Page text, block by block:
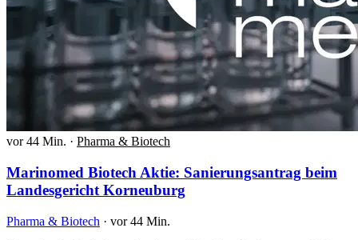
vor 44 Min. · Pharma & Biotech
Marinomed Biotech Aktie: Sanierungsantrag beim
Landesgericht Korneuburg
Pharma & Biotech · vor 44 Min.